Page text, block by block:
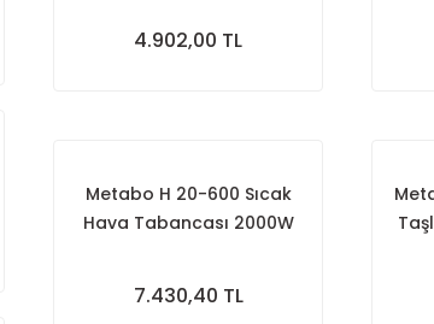
4.902,00 TL
Metabo H 20-600 Sıcak
Hava Tabancası 2000W
7.430,40 TL